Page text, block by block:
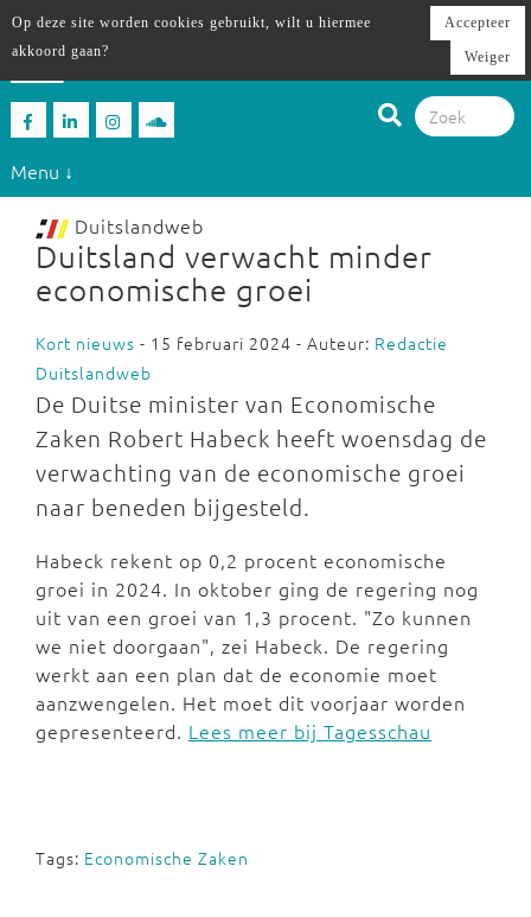
Menu ↓
Duitslandweb
Duitsland verwacht minder
economische groei
Kort nieuws - 15 februari 2024 - Auteur: Redactie
Duitslandweb
De Duitse minister van Economische
Zaken Robert Habeck heeft woensdag de
verwachting van de economische groei
naar beneden bijgesteld.
Habeck rekent op 0,2 procent economische
groei in 2024. In oktober ging de regering nog
uit van een groei van 1,3 procent. "Zo kunnen
we niet doorgaan", zei Habeck. De regering
werkt aan een plan dat de economie moet
aanzwengelen. Het moet dit voorjaar worden
gepresenteerd. Lees meer bij Tagesschau
Tags: Economische Zaken
Op deze site worden cookies gebruikt, wilt u hiermee
akkoord gaan?
Accepteer
Weiger